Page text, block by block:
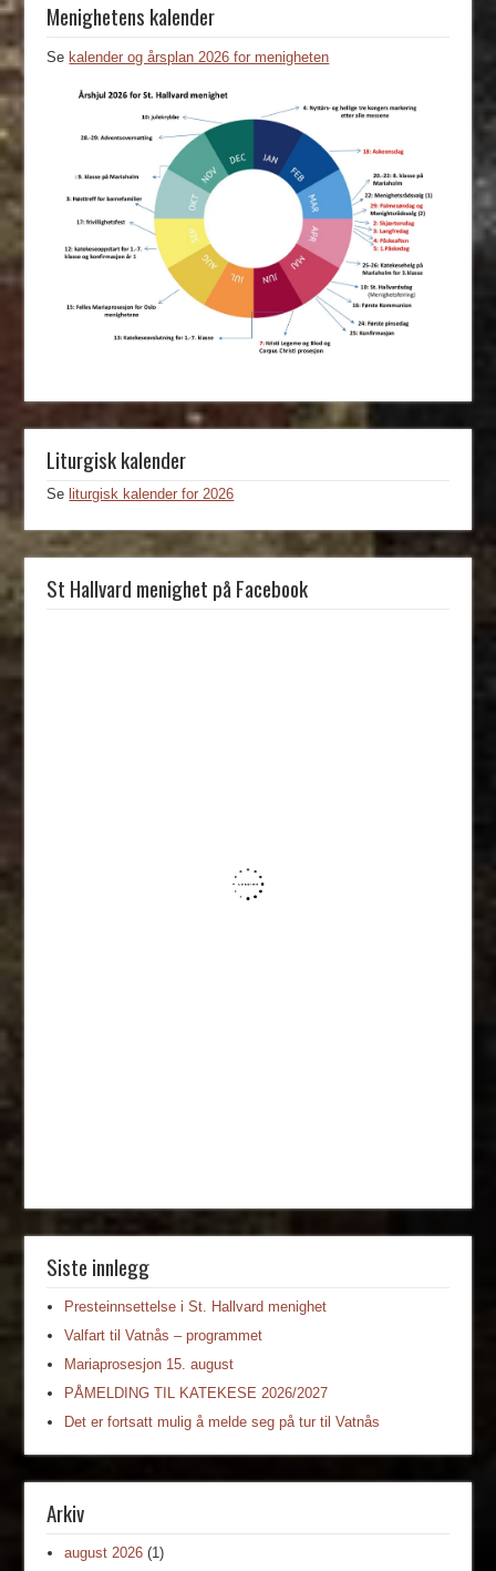
Menighetens kalender
Se kalender og årsplan 2026 for menigheten
Liturgisk kalender
Se liturgisk kalender for 2026
St Hallvard menighet på Facebook
Siste innlegg
Presteinnsettelse i St. Hallvard menighet
Valfart til Vatnås – programmet
Mariaprosesjon 15. august
PÅMELDING TIL KATEKESE 2026/2027
Det er fortsatt mulig å melde seg på tur til Vatnås
Arkiv
august 2026 (1)